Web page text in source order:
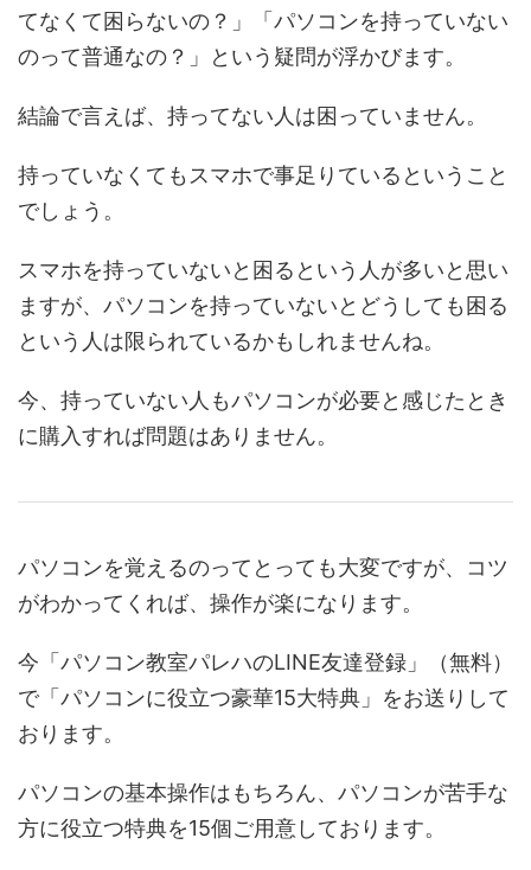
てなくて困らないの？」「パソコンを持っていない
のって普通なの？」という疑問が浮かびます。
結論で言えば、持ってない人は困っていません。
持っていなくてもスマホで事足りているということ
でしょう。
スマホを持っていないと困るという人が多いと思い
ますが、パソコンを持っていないとどうしても困る
という人は限られているかもしれませんね。
今、持っていない人もパソコンが必要と感じたとき
に購入すれば問題はありません。
パソコンを覚えるのってとっても大変ですが、コツ
がわかってくれば、操作が楽になります。
今「パソコン教室パレハのLINE友達登録」（無料）
で「パソコンに役立つ豪華15大特典」をお送りして
おります。
パソコンの基本操作はもちろん、パソコンが苦手な
方に役立つ特典を15個ご用意しております。